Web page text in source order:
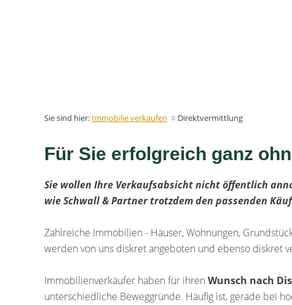
Sie sind hier: Immobilie verkaufen Direktvermittlung
Für Sie erfolgreich ganz
Sie wollen Ihre Verkaufsabsicht nicht öffentlich
wie Schwall & Partner trotzdem den passenden
Zahlreiche Immobilien - Häuser, Wohnungen,
werden von uns diskret angeboten und ebenso diskret
Immobilienverkäufer haben für ihren Wunsch nach
unterschiedliche Beweggründe. Häufig ist, gerade bei